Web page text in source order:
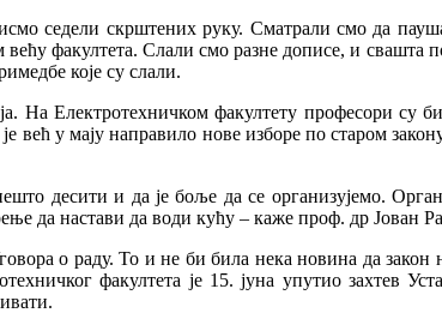
седели скрштених руку. Сматрали смо да
факултета. Слали смо разне дописе, и
које су слали.
На Електротехничком факултету професори су
већ у мају направило нове изборе по старом
десити и да је боље да се организујемо.
да настави да води кућу – каже проф. др Јован
о раду. То и не би била нека новина да
факултета је 15. јуна упутио захтев